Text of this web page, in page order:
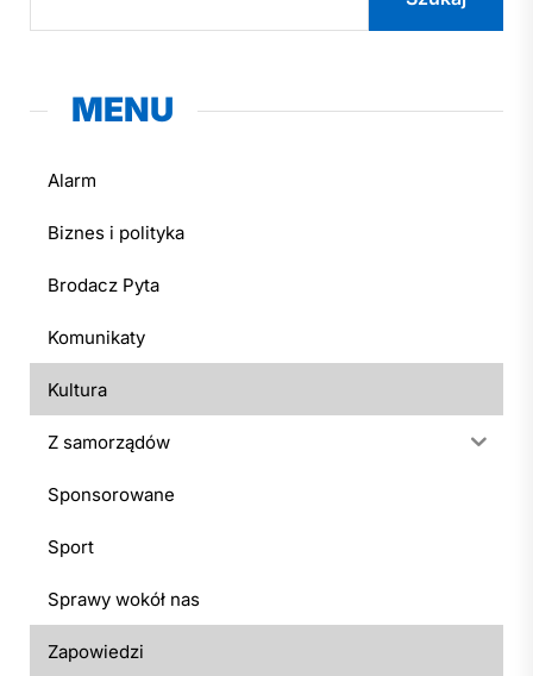
MENU
Alarm
Biznes i polityka
Brodacz Pyta
Komunikaty
Kultura
Z samorządów
Sponsorowane
Sport
Sprawy wokół nas
Zapowiedzi